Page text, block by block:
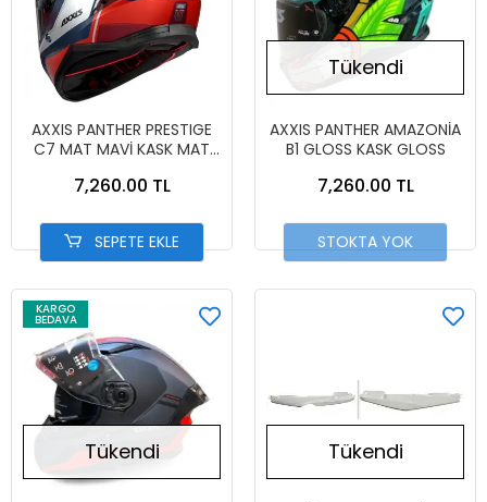
AXXIS PANTHER PRESTIGE
C7 MAT MAVİ KASK MAT
7,260.00 TL
SEPETE EKLE
Tükendi
AXXIS PANTHER AMAZONİA
B1 GLOSS KASK GLOSS
7,260.00 TL
STOKTA YOK
KARGO
BEDAVA
Tükendi Tükendi